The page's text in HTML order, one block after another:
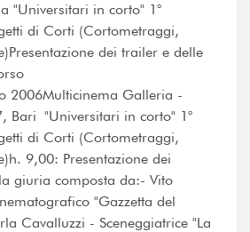
"Universitari in corto" 1°
di Corti (Cortometraggi,
dei trailer e delle
2006Multicinema Galleria -
Bari "Universitari in corto" 1°
di Corti (Cortometraggi,
9,00: Presentazione dei
giuria composta da:- Vito
"Gazzetta del
Cavalluzzi - Sceneggiatrice "La